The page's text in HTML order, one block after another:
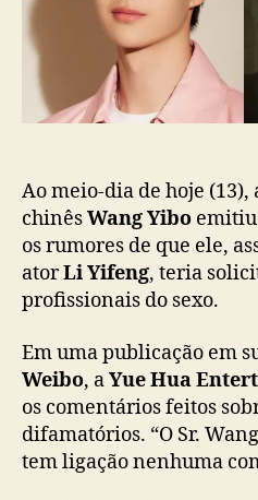
Ao meio-dia de hoje (13),
chinêsWang Yibo
os rumores de que ele,
atorLi Yifeng, teria
profissionais do sexo.
Em uma publicação em
Weibo, aYue Hua
os comentários feitos
difamatórios. “O Sr.
tem ligação nenhuma